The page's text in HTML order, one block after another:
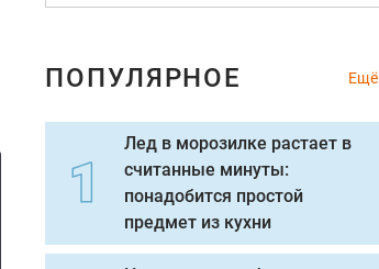
ПОПУЛЯРНОЕ Ещё
Лед в морозилке растает в
считанные минуты:
понадобится простой
предмет из кухни